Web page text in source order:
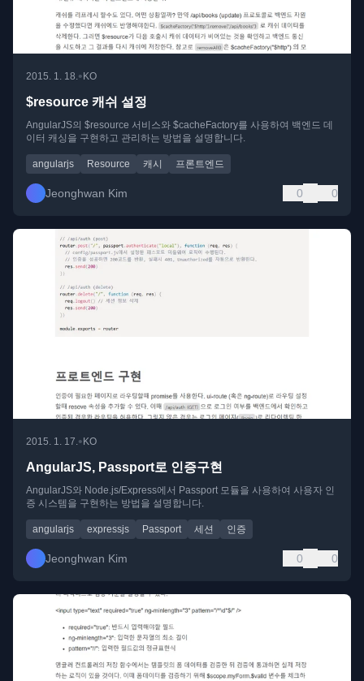
2015. 1. 18.•KO
$resource 캐쉬 설정
AngularJS의 $resource 서비스와 $cacheFactory를 사용하여 백엔드 데
이터 캐싱을 구현하고 관리하는 방법을 설명합니다.
angularjs Resource 캐시 프론트엔드
Jeonghwan Kim 0 0
2015. 1. 17.• KO
AngularJS, Passport로 인증구현
AngularJS와 Node.js/Express에서 Passport 모듈을 사용하여 사용자 인
증 시스템을 구현하는 방법을 설명합니다.
angularjs expressjs Passport 세션 인증
Jeonghwan Kim 0 0